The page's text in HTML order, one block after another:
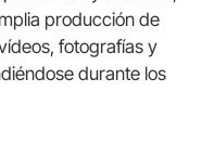
producción de
fotografías y
durante los